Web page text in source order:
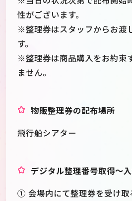
性がございます。
※整理券はスタッフからお渡
す。
※整理券は商品購入をお約束
ません。
物販整理券の配布場所
飛行船シアター
デジタル整理番号取得～
① 会場内にて整理券を受け取